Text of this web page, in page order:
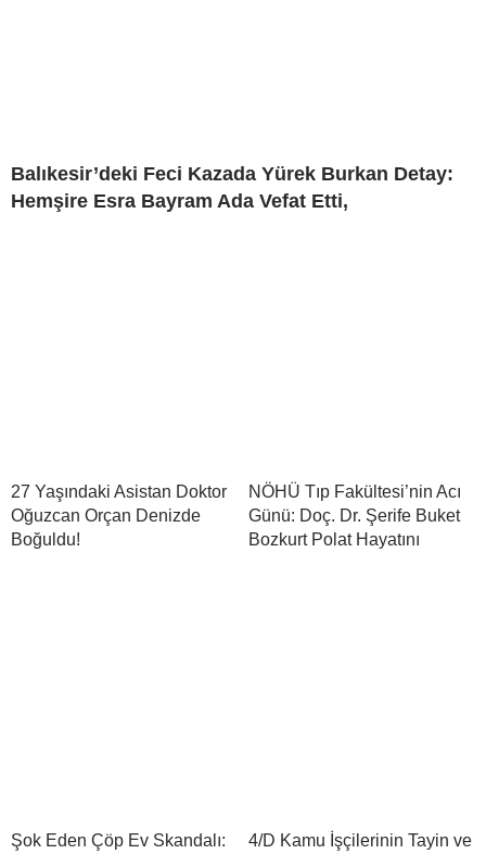
Balıkesir’deki Feci Kazada Yürek Burkan Detay:
Hemşire Esra Bayram Ada Vefat Etti,
27 Yaşındaki Asistan Doktor
Oğuzcan Orçan Denizde
Boğuldu!
NÖHÜ Tıp Fakültesi’nin Acı
Günü: Doç. Dr. Şerife Buket
Bozkurt Polat Hayatını
Şok Eden Çöp Ev Skandalı:
4/D Kamu İşçilerinin Tayin ve